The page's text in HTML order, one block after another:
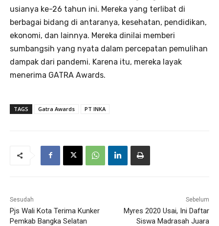
usianya ke-26 tahun ini. Mereka yang terlibat di
berbagai bidang di antaranya, kesehatan, pendidikan,
ekonomi, dan lainnya. Mereka dinilai memberi
sumbangsih yang nyata dalam percepatan pemulihan
dampak dari pandemi. Karena itu, mereka layak
menerima GATRA Awards.
TAGS Gatra Awards PT INKA
Sesudah
Pjs Wali Kota Terima Kunker
Pemkab Bangka Selatan
Sebelum
Myres 2020 Usai, Ini Daftar
Siswa Madrasah Juara